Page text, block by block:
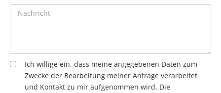
Ich willige ein, dass meine angegebenen Daten zum
Zwecke der Bearbeitung meiner Anfrage verarbeitet
und Kontakt zu mir aufgenommen wird. Die